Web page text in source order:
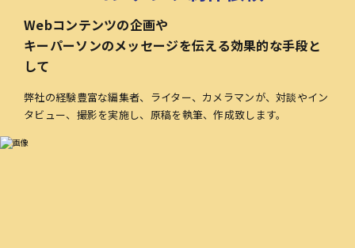
Webコンテンツの企画や
キーパーソンのメッセージを伝える効果的な手段と
して
弊社の経験豊富な編集者、ライター、カメラマンが、対談やイン
タビュー、撮影を実施し、原稿を執筆、作成致します。